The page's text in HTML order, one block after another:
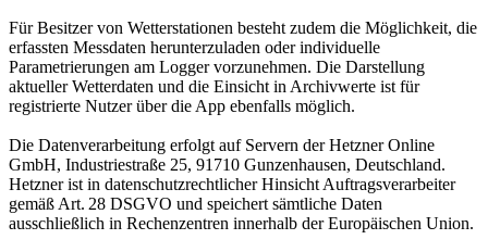
Für Besitzer von Wetterstationen besteht zudem die Möglichkeit, die
erfassten Messdaten herunterzuladen oder individuelle
Parametrierungen am Logger vorzunehmen. Die Darstellung
aktueller Wetterdaten und die Einsicht in Archivwerte ist für
registrierte Nutzer über die App ebenfalls möglich.
Die Datenverarbeitung erfolgt auf Servern der Hetzner Online
GmbH, Industriestraße 25, 91710 Gunzenhausen, Deutschland.
Hetzner ist in datenschutzrechtlicher Hinsicht Auftragsverarbeiter
gemäß Art. 28 DSGVO und speichert sämtliche Daten
ausschließlich in Rechenzentren innerhalb der Europäischen Union.